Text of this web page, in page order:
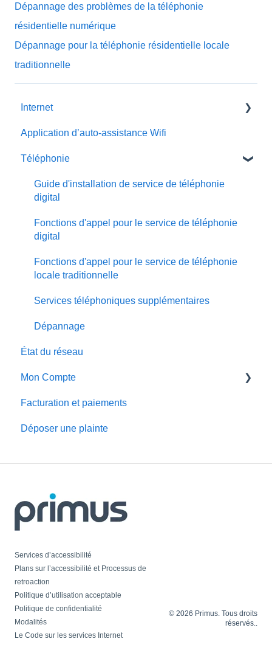
Dépannage des problèmes de la téléphonie
résidentielle numérique
Dépannage pour la téléphonie résidentielle locale
traditionnelle
Internet
Installation de service Internet par fibre
Installation de service Internet par câble ou DSL
Courriel
Gérer votre réseau sans fil résidentiel
Dépannage
Application d’auto-assistance Wifi
Téléphonie
Guide d'installation de service de téléphonie
digital
Fonctions d'appel pour le service de téléphonie
digital
Fonctions d'appel pour le service de téléphonie
locale traditionnelle
Services téléphoniques supplémentaires
Dépannage
État du réseau
Mon Compte
MonCompte
Faire des changements de compte
Facturation et paiements
Déposer une plainte
Services d’accessibilité
Plans sur l’accessibilité et Processus de
retroaction
Politique d’utilisation acceptable
Politique de confidentialité
Modalités
Le Code sur les services Internet
© 2026 Primus. Tous droits
réservés..